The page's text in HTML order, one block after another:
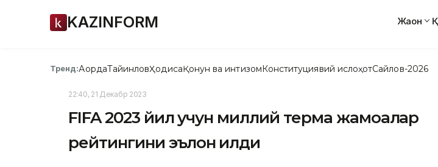
KAZINFORM Жаҳон
Тренд:АқордаТайинловҲодисаҚонун ва интизомКонституциявий ислоҳотСайлов-2026
22:40, 21 Декабр 2023
FIFA 2023 йил учун миллий терма жамоалар
рейтингини эълон қилди